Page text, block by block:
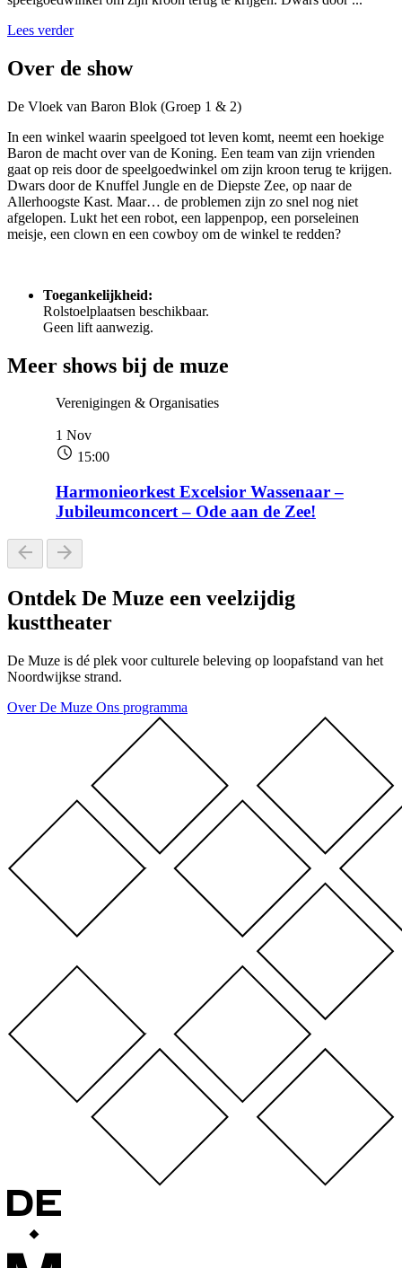
Lees verder
Over de show
De Vloek van Baron Blok (Groep 1 & 2)
In een winkel waarin speelgoed tot leven komt, neemt een hoekige
Baron de macht over van de Koning. Een team van zijn vrienden
gaat op reis door de speelgoedwinkel om zijn kroon terug te krijgen.
Dwars door de Knuffel Jungle en de Diepste Zee, op naar de
Allerhoogste Kast. Maar… de problemen zijn zo snel nog niet
afgelopen. Lukt het een robot, een lappenpop, een porseleinen
meisje, een clown en een cowboy om de winkel te redden?
Toegankelijkheid:
Rolstoelplaatsen beschikbaar.
Geen lift aanwezig.
Meer shows bij de muze
Verenigingen & Organisaties
1 Nov
15:00
Harmonieorkest Excelsior Wassenaar –
Jubileumconcert – Ode aan de Zee!
Ontdek De Muze een veelzijdig
kusttheater
De Muze is dé plek voor culturele beleving op loopafstand van het
Noordwijkse strand.
Over De Muze Ons programma